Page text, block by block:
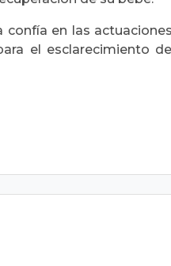
en las
el esclarecimiento